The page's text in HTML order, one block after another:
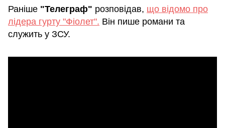
Раніше "Телеграф" розповідав, що відомо про
лідера гурту "Фіолет". Він пише романи та
служить у ЗСУ.